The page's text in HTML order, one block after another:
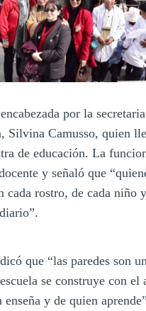
por la
Silvina Camusso, quien
de educación. La
y señaló que
cada rostro, de cada niño
que “las paredes son
se construye con el
y de quien